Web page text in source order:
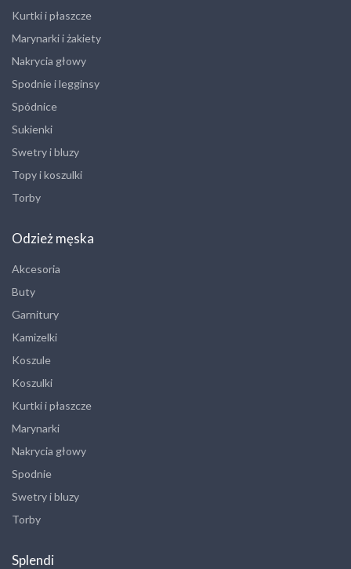
Kurtki i płaszcze
Marynarki i żakiety
Nakrycia głowy
Spodnie i legginsy
Spódnice
Sukienki
Swetry i bluzy
Topy i koszulki
Torby
Odzież męska
Akcesoria
Buty
Garnitury
Kamizelki
Koszule
Koszulki
Kurtki i płaszcze
Marynarki
Nakrycia głowy
Spodnie
Swetry i bluzy
Torby
Splendi